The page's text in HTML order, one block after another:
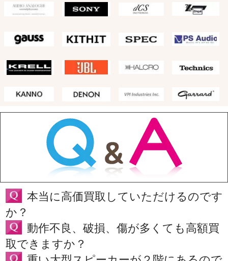
本当に高価買取していただけるのです
か？
動作不良、破損、傷が多くても高額買
取できますか？